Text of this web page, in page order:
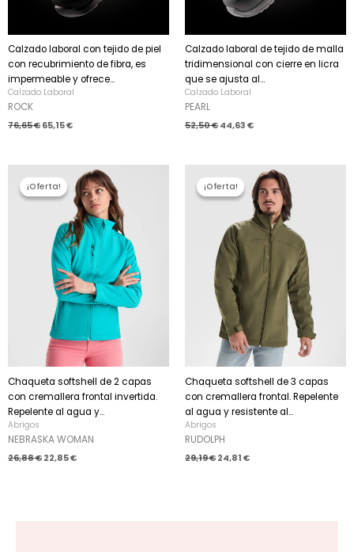
Calzado laboral con tejido de piel
con recubrimiento de fibra, es
impermeable y ofrece...
Calzado Laboral
ROCK
76,65€ 65,15€
Calzado laboral de tejido de malla
tridimensional con cierre en licra
que se ajusta al...
Calzado Laboral
PEARL
52,50€ 44,63 €
¡Oferta!
Chaqueta softshell de 2 capas
con cremallera frontal invertida.
Repelente al agua y...
¡Oferta!
Abrigos
NEBRASKA WOMAN
26,88€
precio
original
era:
26,88 €.
22,85€
precio
actual
es:
22,85 €.
¡Oferta!
Chaqueta softshell de 3 capas
con cremallera frontal. Repelente
al agua y resistente al...
¡Oferta!
Abrigos
RUDOLPH
29,19€
precio
original
era:
24,81 €
precio
actual
es:
24,81 €.